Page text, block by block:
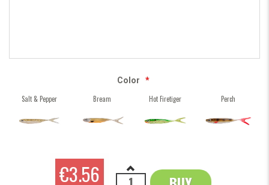
Color
*
Salt & Pepper
Bream Hot Firetiger Perch
€3.56